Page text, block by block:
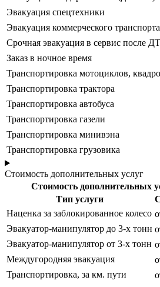
Эвакуация спецтехники
Эвакуация коммерческого транспорта
Срочная эвакуация в сервис после
Заказ в ночное время
Транспортировка мотоциклов,
Транспортировка трактора
Транспортировка автобуса
Транспортировка газели
Транспортировка минивэна
Транспортировка грузовика
Стоимость дополнительных услуг
Стоимость дополнительных
Тип услуги
Наценка за заблокированное колесо
Эвакуатор-манипулятор до 3-х тонн
Эвакуатор-манипулятор от 3-х тонн
Междугородняя эвакуация
Транспортировка, за км. пути